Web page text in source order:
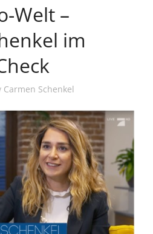
Welt –
im
Carmen Schenkel